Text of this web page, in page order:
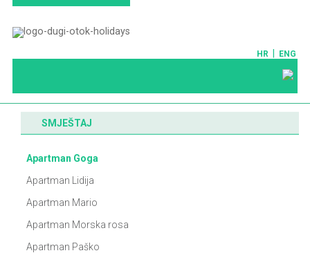
HR ENG
SMJEŠTAJ
Apartman Goga
Apartman Lidija
Apartman Mario
Apartman Morska rosa
Apartman Paško